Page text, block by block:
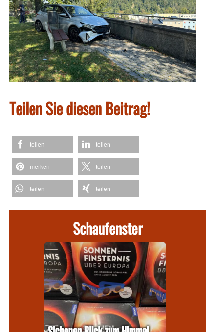
Teilen Sie diesen Beitrag!
teilen teilen
merken teilen
teilen teilen
Schaufenster